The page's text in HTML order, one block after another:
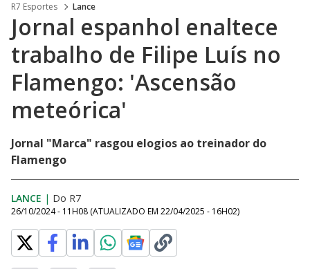
R7 Esportes Lance
Jornal espanhol enaltece
trabalho de Filipe Luís no
Flamengo: 'Ascensão
meteórica'
Jornal "Marca" rasgou elogios ao treinador do
Flamengo
LANCE | Do R7
26/10/2024 - 11H08 (ATUALIZADO EM 22/04/2025 - 16H02)